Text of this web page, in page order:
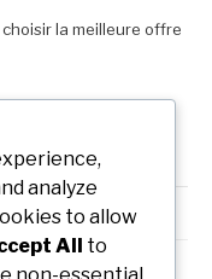
la meilleure offre
analyze
to allow
All
to